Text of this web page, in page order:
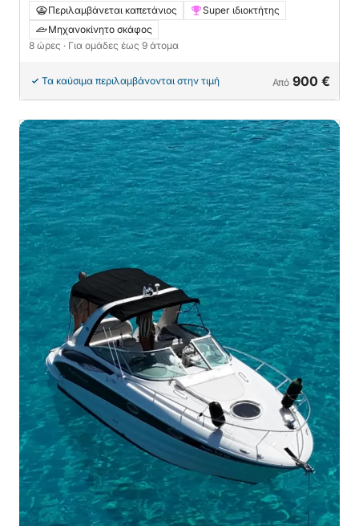
Κίσσαμο
Περιλαμβάνεται καπετάνιος
Super ιδιοκτήτης
Μηχανοκίνητο σκάφος
8 ώρες · Για ομάδες έως 9 άτομα
Τα καύσιμα περιλαμβάνονται στην τιμή Από 900 €